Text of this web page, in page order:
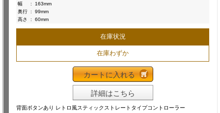
幅
:
163mm
奥行 :
99mm
高さ
: 60mm
在庫状況
在庫わずか
カートに入れる
詳細はこちら
背面ボタンあり レトロ風スティックストレートタイプコントローラー